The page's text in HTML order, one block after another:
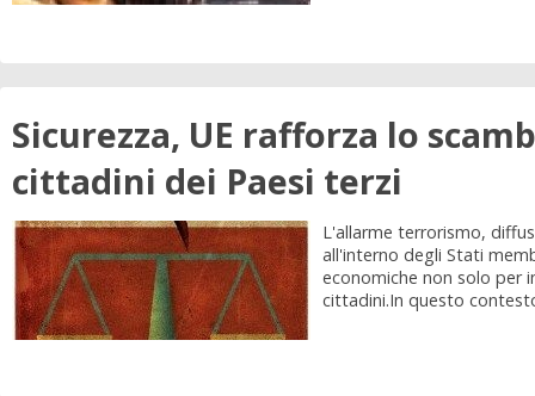
Sicurezza, UE rafforza lo
cittadini dei Paesi terzi
L'allarme terrorismo,
all'interno degli Stati
economiche non solo per
cittadini.In questo